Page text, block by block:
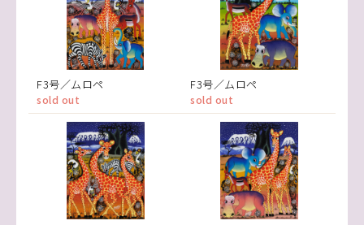
F3号／ムロペ
sold out
F3号／ムロペ
sold out